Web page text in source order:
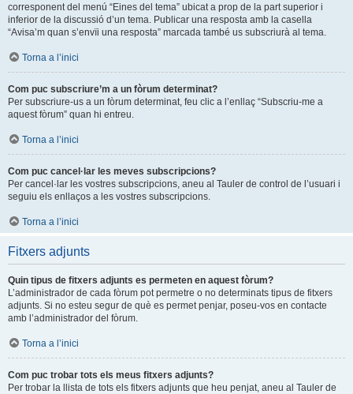
corresponent del menú “Eines del tema” ubicat a prop de la part superior i
inferior de la discussió d’un tema. Publicar una resposta amb la casella
“Avisa’m quan s’envïi una resposta” marcada també us subscriurà al tema.
Torna a l’inici
Com puc subscriure’m a un fòrum determinat?
Per subscriure-us a un fòrum determinat, feu clic a l’enllaç “Subscriu-me a
aquest fòrum” quan hi entreu.
Torna a l’inici
Com puc cancel·lar les meves subscripcions?
Per cancel·lar les vostres subscripcions, aneu al Tauler de control de l’usuari i
seguiu els enllaços a les vostres subscripcions.
Torna a l’inici
Fitxers adjunts
Quin tipus de fitxers adjunts es permeten en aquest fòrum?
L’administrador de cada fòrum pot permetre o no determinats tipus de fitxers
adjunts. Si no esteu segur de què es permet penjar, poseu-vos en contacte
amb l’administrador del fòrum.
Torna a l’inici
Com puc trobar tots els meus fitxers adjunts?
Per trobar la llista de tots els fitxers adjunts que heu penjat, aneu al Tauler de